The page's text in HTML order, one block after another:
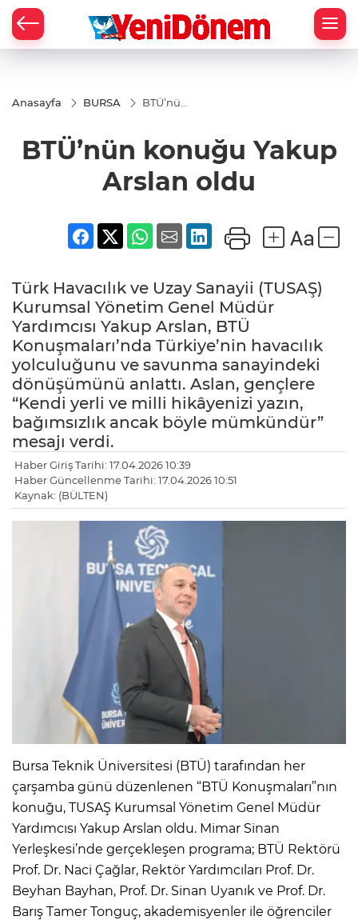
Anasayfa BURSA
BTÜ’nün
Arslan
oldu
BTÜ’nün konuğu Yakup
Arslan oldu
Türk Havacılık ve Uzay Sanayii (TUSAŞ)
Kurumsal Yönetim Genel Müdür
Yardımcısı Yakup Arslan, BTÜ
Konuşmaları’nda Türkiye’nin havacılık
yolculuğunu ve savunma sanayindeki
dönüşümünü anlattı. Aslan, gençlere
“Kendi yerli ve milli hikâyenizi yazın,
bağımsızlık ancak böyle mümkündür”
mesajı verdi.
Haber Giriş Tarihi: 17.04.2026 10:39
Haber Güncellenme Tarihi: 17.04.2026 10:51
Kaynak: (BÜLTEN)
Bursa Teknik Üniversitesi (BTÜ) tarafından her
çarşamba günü düzenlenen “BTÜ Konuşmaları”nın
konuğu, TUSAŞ Kurumsal Yönetim Genel Müdür
Yardımcısı Yakup Arslan oldu. Mimar Sinan
Yerleşkesi’nde gerçekleşen programa; BTÜ Rektörü
Prof. Dr. Naci Çağlar, Rektör Yardımcıları Prof. Dr.
Beyhan Bayhan, Prof. Dr. Sinan Uyanık ve Prof. Dr.
Barış Tamer Tonguç, akademisyenler ile öğrenciler